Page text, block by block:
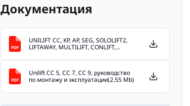
Документация
UNILIFT CC, KP, AP, SEG, SOLOLIFT2,
LIFTAWAY, MULTILIFT, CONLIFT,
Unilift CC 5, CC 7, CC 9, руководство
по монтажу и эксплуатации(2.55 Mb)